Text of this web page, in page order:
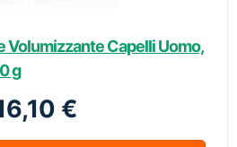
Volumizzante Capelli Uomo,
g
€